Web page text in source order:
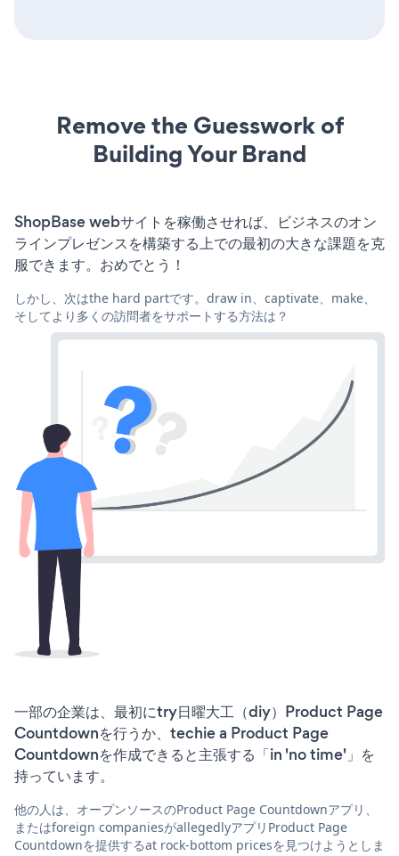
Remove the Guesswork of
Building Your Brand
ShopBase webサイトを稼働させれば、ビジネスのオン
ラインプレゼンスを構築する上での最初の大きな課題を克
服できます。おめでとう！
しかし、次はthe hard partです。draw in、captivate、make、
そしてより多くの訪問者をサポートする方法は？
一部の企業は、最初にtry日曜大工（diy）Product Page
Countdownを行うか、techie a Product Page
Countdownを作成できると主張する「in 'no time'」を
持っています。
他の人は、オープンソースのProduct Page Countdownアプリ、
またはforeign companiesがallegedlyアプリProduct Page
Countdownを提供するat rock-bottom pricesを見つけようとしま